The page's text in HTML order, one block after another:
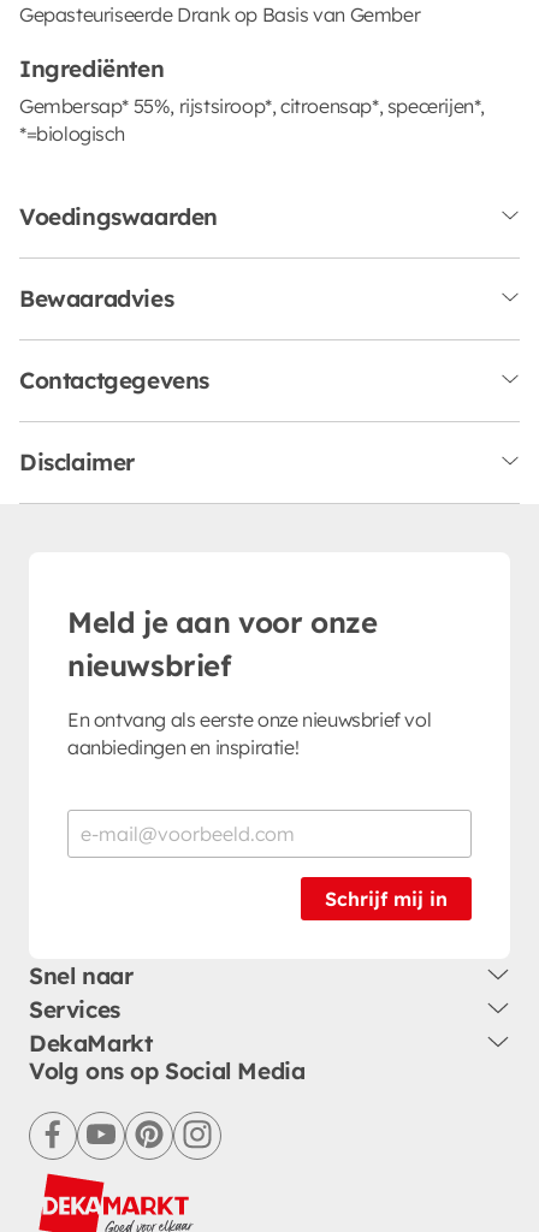
Gepasteuriseerde Drank op Basis van Gember
Ingrediënten
Gembersap* 55%, rijstsiroop*, citroensap*, specerijen*,
*=biologisch
Voedingswaarden
Bewaaradvies
Contactgegevens
Disclaimer
Meld je aan voor onze
nieuwsbrief
En ontvang als eerste onze nieuwsbrief vol
aanbiedingen en inspiratie!
Schrijf mij in
Snel naar
Services
DekaMarkt
Volg ons op Social Media
facebookyoutubepinterestinstagram